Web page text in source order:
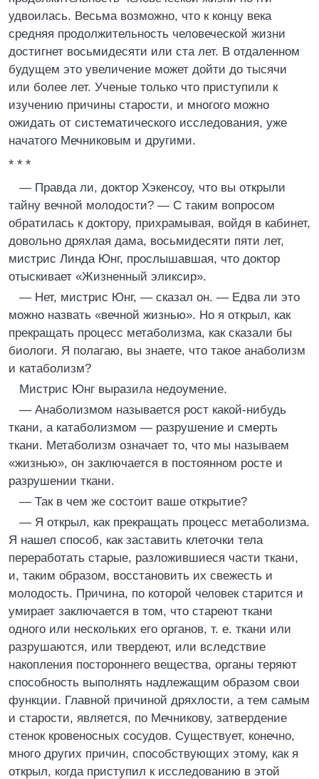
удвоилась. Весьма возможно, что к концу века
средняя продолжительность человеческой жизни
достигнет восьмидесяти или ста лет. В отдаленном
будущем это увеличение может дойти до тысячи
или более лет. Ученые только что приступили к
изучению причины старости, и многого можно
ожидать от систематического исследования, уже
начатого Мечниковым и другими.
* * *
— Правда ли, доктор Хэкенсоу, что вы открыли
тайну вечной молодости? — С таким вопросом
обратилась к доктору, прихрамывая, войдя в кабинет,
довольно дряхлая дама, восьмидесяти пяти лет,
мистрис Линда Юнг, прослышавшая, что доктор
отыскивает «Жизненный эликсир».
— Нет, мистрис Юнг, — сказал он. — Едва ли это
можно назвать «вечной жизнью». Но я открыл, как
прекращать процесс метаболизма, как сказали бы
биологи. Я полагаю, вы знаете, что такое анаболизм
и катаболизм?
Мистрис Юнг выразила недоумение.
— Анаболизмом называется рост какой-нибудь
ткани, а катаболизмом — разрушение и смерть
ткани. Метаболизм означает то, что мы называем
«жизнью», он заключается в постоянном росте и
разрушении ткани.
— Так в чем же состоит ваше открытие?
— Я открыл, как прекращать процесс метаболизма.
Я нашел способ, как заставить клеточки тела
переработать старые, разложившиеся части ткани,
и, таким образом, восстановить их свежесть и
молодость. Причина, по которой человек старится и
умирает заключается в том, что стареют ткани
одного или нескольких его органов, т. е. ткани или
разрушаются, или твердеют, или вследствие
накопления постороннего вещества, органы теряют
способность выполнять надлежащим образом свои
функции. Главной причиной дряхлости, а тем самым
и старости, является, по Мечникову, затвердение
стенок кровеносных сосудов. Существует, конечно,
много других причин, способствующих этому, как я
открыл, когда приступил к исследованию в этой